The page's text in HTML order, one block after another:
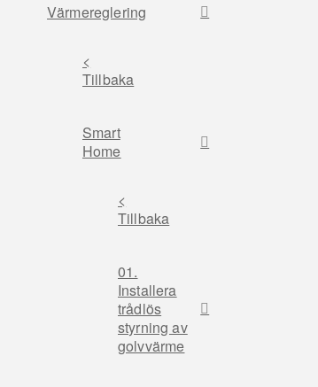
Värmereglering
<
Tillbaka
Smart
Home
<
Tillbaka
01.
Installera
trådlös
styrning av
golvvärme